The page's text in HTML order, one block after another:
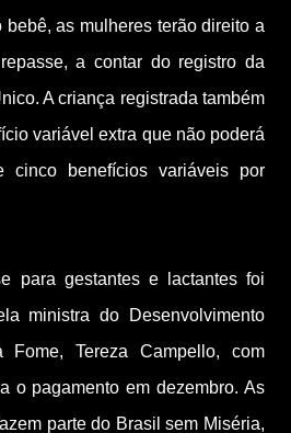
as mulheres terão direito a
a contar do registro da
A criança registrada também
variável extra que não poderá
cinco benefícios variáveis por
para gestantes e lactantes foi
ministra do Desenvolvimento
Tereza Campello, com
o pagamento em dezembro. As
parte do Brasil sem Miséria,